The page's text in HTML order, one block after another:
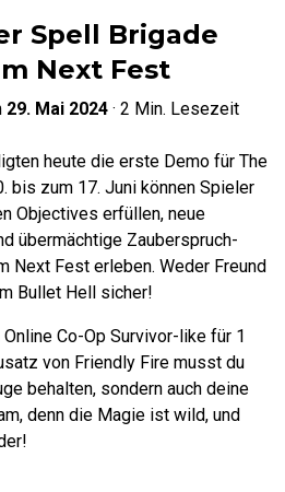
Spell Brigade
Next Fest
29. Mai 2024 · 2 Min. Lesezeit
heute die erste Demo für The
bis zum 17. Juni können Spieler
Objectives erfüllen, neue
übermächtige Zauberspruch-
Next Fest erleben. Weder Freund
Bullet Hell sicher!
Co-Op Survivor-like für 1
von Friendly Fire musst du
behalten, sondern auch deine
denn die Magie ist wild, und